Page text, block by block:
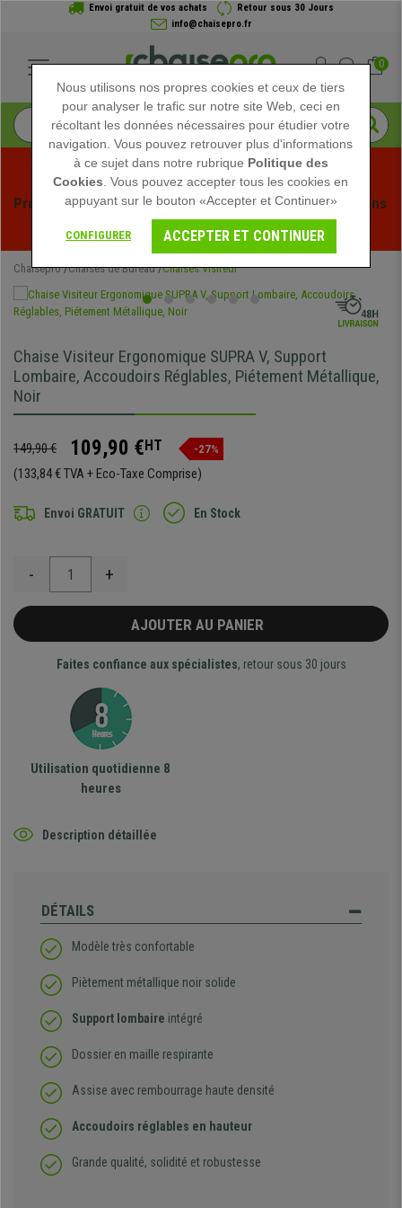
Envoi gratuit de vos achats
Retour sous 30 Jours
info@chaisepro.fr
0
Profitez des soldes d'été chez Chaisepro ! Des réductions
exclusives pour une durée limitée - Voir l'offre
Chaisepro Chaises de Bureau Chaises Visiteur
Chaise Visiteur Ergonomique SUPRA V, Support
Lombaire, Accoudoirs Réglables, Piétement Métallique,
Noir
149,90 € 109,90 €HT -27%
(133,84 € TVA + Eco-Taxe Comprise)
Envoi GRATUIT En Stock
- +
AJOUTER AU PANIER
Faites confiance aux spécialistes, retour sous 30 jours
Utilisation quotidienne 8
heures
Description détaillée
DÉTAILS
Modèle très confortable
Piètement métallique noir solide
Support lombaire intégré
Dossier en maille respirante
Assise avec rembourrage haute densité
Accoudoirs réglables en hauteur
Grande qualité, solidité et robustesse
Nous utilisons nos propres cookies et ceux de tiers
pour analyser le trafic sur notre site Web, ceci en
récoltant les données nécessaires pour étudier votre
navigation. Vous pouvez retrouver plus d'informations
à ce sujet dans notre rubrique Politique des
Cookies . Vous pouvez accepter tous les cookies en
appuyant sur le bouton «Accepter et Continuer»
CONFIGURER ACCEPTER ET CONTINUER